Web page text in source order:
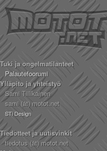
Tuki ja ongelmatilanteet
Palautefoorumi
Ylläpito ja yhteistyö
Sami Tiilikainen
sami (ät) motot.net
STi Design
Tiedotteet ja uutisvinkit
tiedotus (ät) motot.net